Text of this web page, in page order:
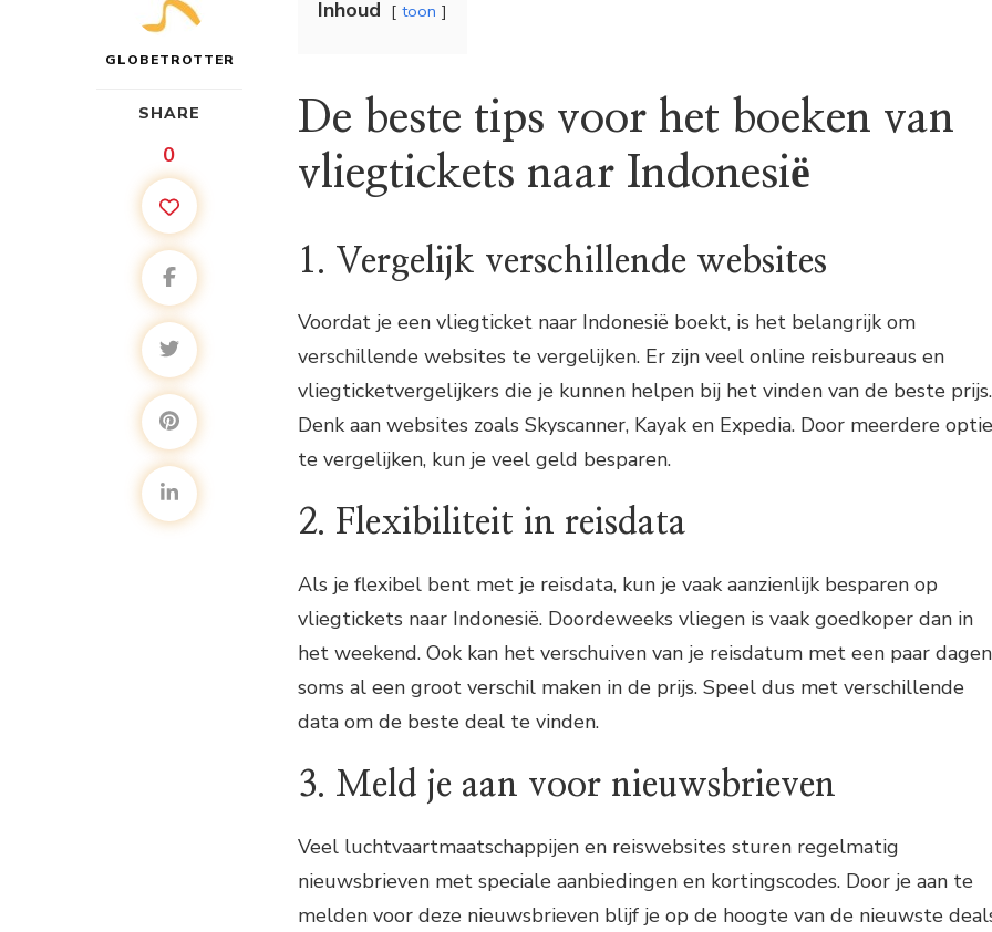
GLOBETROTTER
SHARE
0
Inhoud toon
De beste tips voor het boeken van
vliegtickets naar Indonesië
1. Vergelijk verschillende websites
Voordat je een vliegticket naar Indonesië boekt, is het belangrijk om
verschillende websites te vergelijken. Er zijn veel online reisbureaus en
vliegticketvergelijkers die je kunnen helpen bij het vinden van de beste prijs.
Denk aan websites zoals Skyscanner, Kayak en Expedia. Door meerdere
te vergelijken, kun je veel geld besparen.
2. Flexibiliteit in reisdata
Als je flexibel bent met je reisdata, kun je vaak aanzienlijk besparen op
vliegtickets naar Indonesië. Doordeweeks vliegen is vaak goedkoper dan in
het weekend. Ook kan het verschuiven van je reisdatum met een paar dagen
soms al een groot verschil maken in de prijs. Speel dus met verschillende
data om de beste deal te vinden.
3. Meld je aan voor nieuwsbrieven
Veel luchtvaartmaatschappijen en reiswebsites sturen regelmatig
nieuwsbrieven met speciale aanbiedingen en kortingscodes. Door je aan te
melden voor deze nieuwsbrieven blijf je op de hoogte van de nieuwste